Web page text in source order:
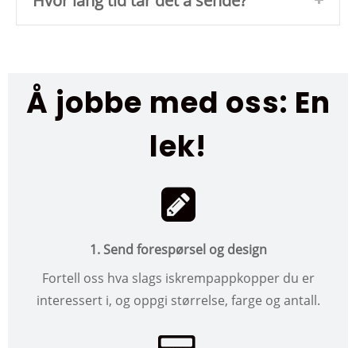
Å jobbe med oss: En
lek!
1. Send forespørsel og design
Fortell oss hva slags iskrempappkopper du er
interessert i, og oppgi størrelse, farge og antall.